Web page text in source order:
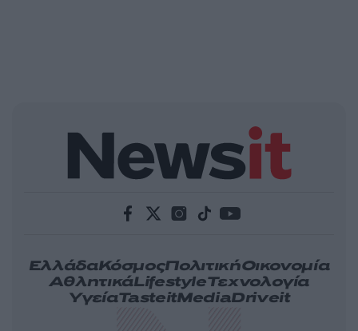
ΕλλάδαΚόσμοςΠολιτικήΟικονομία
ΑθλητικάLifestyleΤεχνολογία
ΥγείαTasteitMediaDriveit